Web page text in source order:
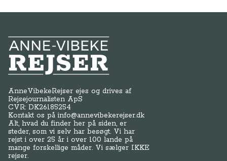
Anne-Vibeke Rejser
AnneVibekeRejser ejes og drives af
Rejsejournalisten ApS
CVR: DK26185254
Kontakt os påinfo@annevibekerejser.dk
Alt, hvad du finder her på siden, er
steder, som vi selv har besøgt. Vi har
rejst i over 25 år i over 100 lande på
mange forskellige måder. Vi sælger IKKE
rejser.